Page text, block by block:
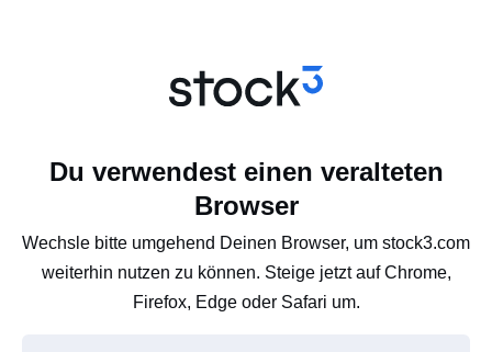
Du verwendest einen veralteten
Browser
Wechsle bitte umgehend Deinen Browser, um stock3.com
weiterhin nutzen zu können. Steige jetzt auf Chrome,
Firefox, Edge oder Safari um.